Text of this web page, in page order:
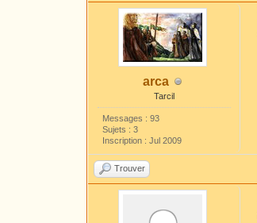
arca
Tarcil
Messages : 93
Sujets : 3
Inscription : Jul 2009
Trouver